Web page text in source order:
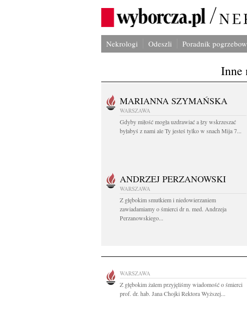
Nekrologi Odeszli Poradnik
Inne
MARIANNA SZYMAŃSKA
WARSZAWA
Gdyby miłość mogła uzdrawiać a łzy wskrzeszać
byłabyś z nami ale Ty jesteś tylko w snach Mija 7...
ANDRZEJ PERZANOWSKI
WARSZAWA
Z głębokim smutkiem i niedowierzaniem
zawiadamiamy o śmierci dr n. med. Andrzeja
Perzanowskiego...
WARSZAWA
Z głębokim żalem przyjęliśmy wiadomość o śmierci
prof. dr. hab. Jana Chojki Rektora Wyższej...